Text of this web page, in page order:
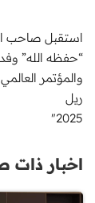
استقبل صاحب
“حفظه الله”
والمؤتمر
ريل
2025"
اخبار ذات